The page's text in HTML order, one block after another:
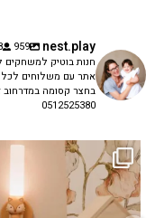
nest.play
959
חנות בוטיק למשחקים
אתר עם משלוחים
בחצר קסומה במדרחוב
0512525380
גם פריט עיצובי לחדר, גם
...
3 0